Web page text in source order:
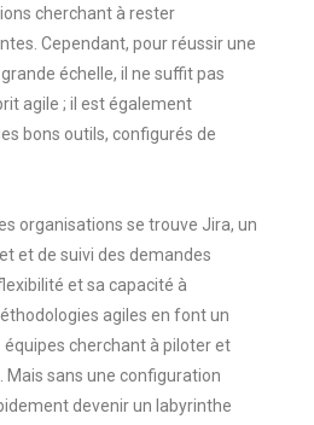
cherchant à rester
Cependant, pour réussir une
échelle, il ne suffit pas
agile ; il est également
bons outils, configurés de
organisations se trouve Jira, un
et de suivi des demandes
et sa capacité à
agiles en font un
cherchant à piloter et
Mais sans une configuration
devenir un labyrinthe